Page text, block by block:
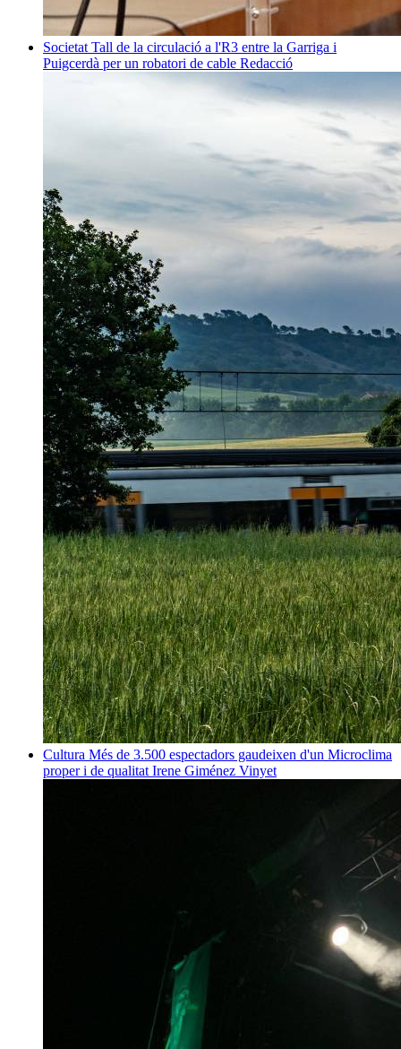
Societat Tall de la circulació a l'R3 entre la Garriga i
Puigcerdà per un robatori de cable Redacció
Cultura Més de 3.500 espectadors gaudeixen d'un Microclima
proper i de qualitat Irene Giménez Vinyet